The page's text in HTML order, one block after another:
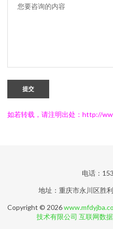
提交
如若转载，请注明出处：http://
电话：
地址：重庆市永川区胜
Copyright © 2026
技术有限公司 互联网数